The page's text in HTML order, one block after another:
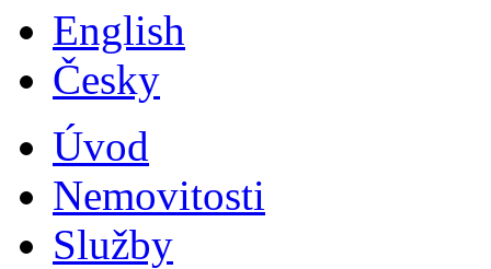
English
Česky
Úvod
Nemovitosti
Služby